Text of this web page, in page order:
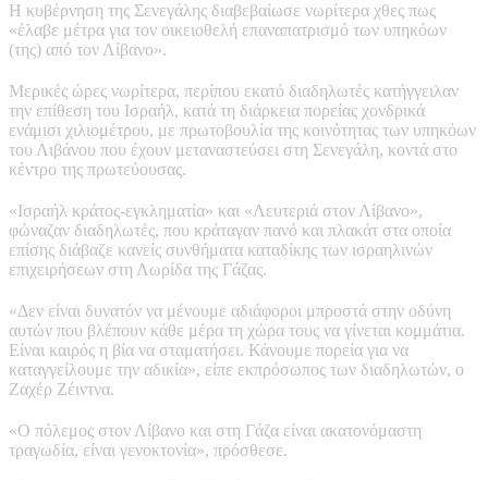
Η κυβέρνηση της Σενεγάλης διαβεβαίωσε νωρίτερα χθες πως
«έλαβε μέτρα για τον οικειοθελή επαναπατρισμό των υπηκόων
(της) από τον Λίβανο».
Μερικές ώρες νωρίτερα, περίπου εκατό διαδηλωτές κατήγγειλαν
την επίθεση του Ισραήλ, κατά τη διάρκεια πορείας χονδρικά
ενάμισι χιλιομέτρου, με πρωτοβουλία της κοινότητας των υπηκόων
του Λιβάνου που έχουν μεταναστεύσει στη Σενεγάλη, κοντά στο
κέντρο της πρωτεύουσας.
«Ισραήλ κράτος-εγκληματία» και «Λευτεριά στον Λίβανο»,
φώναζαν διαδηλωτές, που κράταγαν πανό και πλακάτ στα οποία
επίσης διάβαζε κανείς συνθήματα καταδίκης των ισραηλινών
επιχειρήσεων στη Λωρίδα της Γάζας.
«Δεν είναι δυνατόν να μένουμε αδιάφοροι μπροστά στην οδύνη
αυτών που βλέπουν κάθε μέρα τη χώρα τους να γίνεται κομμάτια.
Είναι καιρός η βία να σταματήσει. Κάνουμε πορεία για να
καταγγείλουμε την αδικία», είπε εκπρόσωπος των διαδηλωτών, ο
Ζαχέρ Ζέιντνα.
«Ο πόλεμος στον Λίβανο και στη Γάζα είναι ακατονόμαστη
τραγωδία, είναι γενοκτονία», πρόσθεσε.